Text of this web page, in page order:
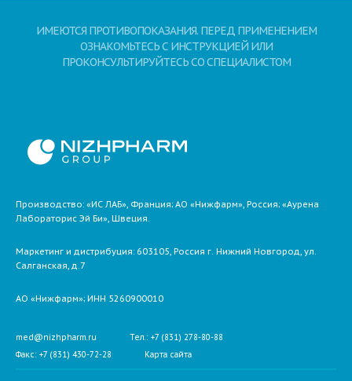
ИМЕЮТСЯ ПРОТИВОПОКАЗАНИЯ. ПЕРЕД ПРИМЕНЕНИЕМ
ОЗНАКОМЬТЕСЬ С ИНСТРУКЦИЕЙ ИЛИ
ПРОКОНСУЛЬТИРУЙТЕСЬ СО СПЕЦИАЛИСТОМ
Производство: «ИС ЛАБ», Франция; АО «Нижфарм», Россия; «Аурена
Лабораторис Эй Би», Швеция.
Маркетинг и дистрибуция: 603105, Россия г. Нижний Новгород, ул.
Салганская, д.7
АО «Нижфарм»; ИНН 5260900010
med@nizhpharm.ru
Тел.: +7 (831) 278-80-88
Факс: +7 (831) 430-72-28
Карта сайта